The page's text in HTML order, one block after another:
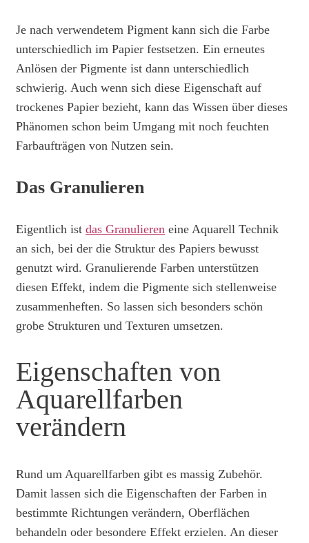
Je nach verwendetem Pigment kann sich die Farbe
unterschiedlich im Papier festsetzen. Ein erneutes
Anlösen der Pigmente ist dann unterschiedlich
schwierig. Auch wenn sich diese Eigenschaft auf
trockenes Papier bezieht, kann das Wissen über dieses
Phänomen schon beim Umgang mit noch feuchten
Farbaufträgen von Nutzen sein.
Das Granulieren
Eigentlich ist das Granulieren eine Aquarell Technik
an sich, bei der die Struktur des Papiers bewusst
genutzt wird. Granulierende Farben unterstützen
diesen Effekt, indem die Pigmente sich stellenweise
zusammenheften. So lassen sich besonders schön
grobe Strukturen und Texturen umsetzen.
Eigenschaften von
Aquarellfarben
verändern
Rund um Aquarellfarben gibt es massig Zubehör.
Damit lassen sich die Eigenschaften der Farben in
bestimmte Richtungen verändern, Oberflächen
behandeln oder besondere Effekt erzielen. An dieser